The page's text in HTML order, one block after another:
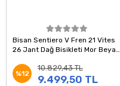
Bisan Sentiero V Fren 21 Vites
26 Jant Dağ Bisikleti Mor Beyaz
%12
10.829,43 TL
9.499,50 TL